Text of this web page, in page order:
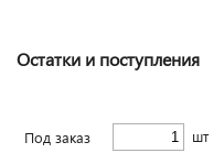
Остатки и поступления
Под заказ шт